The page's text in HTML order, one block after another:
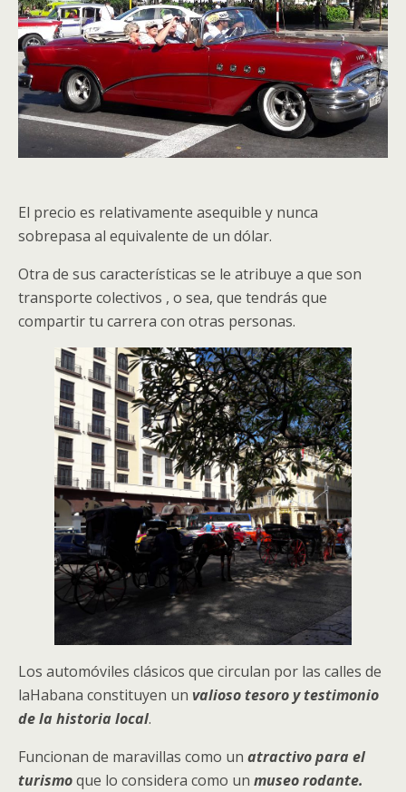
El precio es relativamente asequible y nunca
sobrepasa al equivalente de un dólar.
Otra de sus características se le atribuye a que son
transporte colectivos , o sea, que tendrás que
compartir tu carrera con otras personas.
Los automóviles clásicos que circulan por las calles de
laHabana constituyen un valioso tesoro y testimonio
de la historia local.
Funcionan de maravillas como un atractivo para el
turismoque lo considera como un museo rodante.